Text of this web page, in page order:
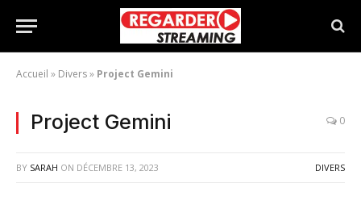
Accueil » Divers» Project Gemini
Project Gemini 0
BY SARAH ON DÉCEMBRE 13, 2023 DIVERS